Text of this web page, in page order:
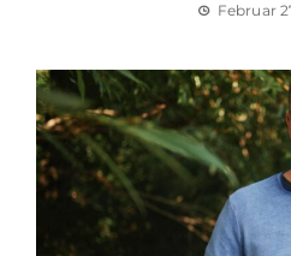
Februar